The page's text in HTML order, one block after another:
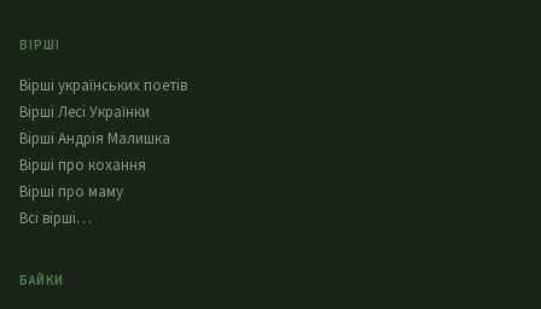
ВІРШІ
Вірші українських поетів
Вірші Лесі Українки
Вірші Андрія Малишка
Вірші про кохання
Вірші про маму
Всі вірші…
БАЙКИ